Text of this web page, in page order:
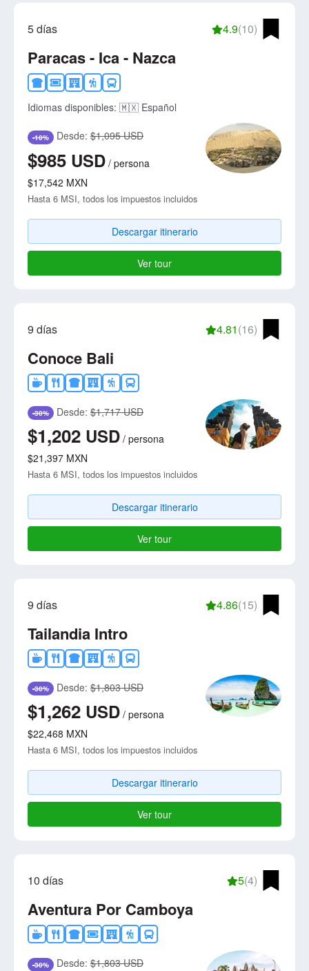
5 días 4.9(10)
Paracas - Ica - Nazca
Idiomas disponibles: 🇲🇽 Español
-10% Desde: $1,095 USD
$985 USD / persona
$17,542 MXN
Hasta 6 MSI, todos los impuestos incluidos
Descargar itinerario
Ver tour
9 días 4.81(16)
Conoce Bali
-30% Desde: $1,717 USD
$1,202 USD / persona
$21,397 MXN
Hasta 6 MSI, todos los impuestos incluidos
Descargar itinerario
Ver tour
9 días 4.86(15)
Tailandia Intro
-30% Desde: $1,803 USD
$1,262 USD / persona
$22,468 MXN
Hasta 6 MSI, todos los impuestos incluidos
Descargar itinerario
Ver tour
10 días 5(4)
Aventura Por Camboya
-30% Desde: $1,803 USD